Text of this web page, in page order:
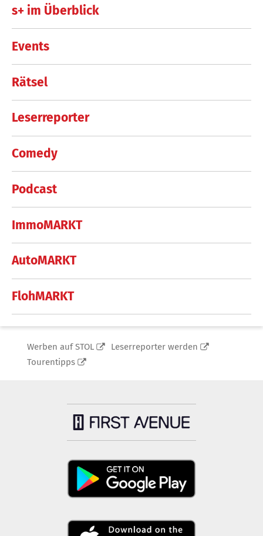
s+ im Überblick
Events
Rätsel
Leserreporter
Comedy
Podcast
ImmoMARKT
AutoMARKT
FlohMARKT
Werben auf STOL
Leserreporter werden
Tourentipps